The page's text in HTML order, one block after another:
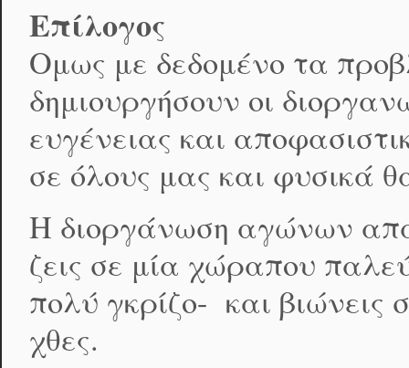
Επίλογος
Ομως με δεδομένο τα
δημιουργήσουν οι
ευγένειας και
σε όλους μας και φυσικά
Η διοργάνωση αγώνων
ζεις σε μία χώραπου
πολύ γκρίζο- και
χθες.